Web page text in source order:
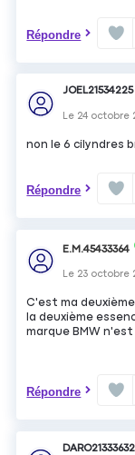
Répondre
JOEL21534225
Le 24 octobre
non le 6 cilyndres
Répondre
E.M.45433364
Le 23 octobre
C'est ma
la deuxième
marque BMW
Répondre
DARO21333632